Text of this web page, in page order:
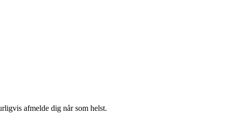
afmelde dig når som helst.